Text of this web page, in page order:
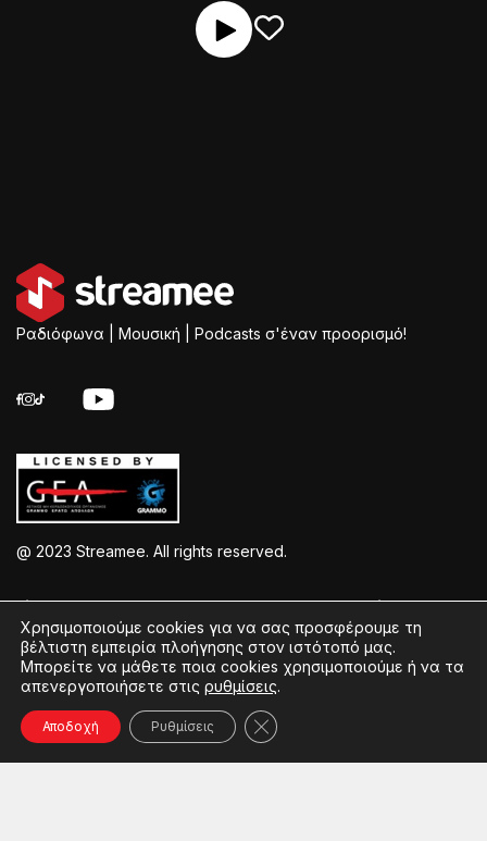
Ραδιόφωνα | Μουσική | Podcasts σ'έναν προορισμό!
@ 2023 Streamee. All rights reserved.
Listen >
Streamee Radios
Moods
Radios
About Us >
Policy
Terms of Use
Coins Explained
Service >
Free Download
Χρησιμοποιούμε cookies για να σας προσφέρουμε τη
βέλτιστη εμπειρία πλοήγησης στον ιστότοπό μας.
Μπορείτε να μάθετε ποια cookies χρησιμοποιούμε ή να τα
απενεργοποιήσετε στις ρυθμίσεις.
Αποδοχή Ρυθμίσεις Κλείσιμο του Cookie banner